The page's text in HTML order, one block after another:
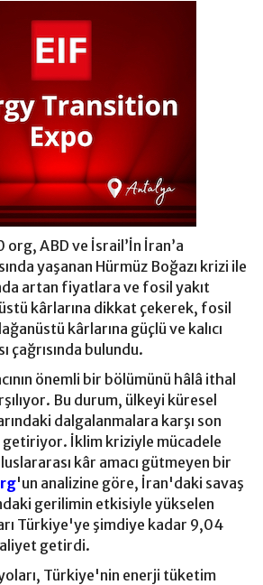
ABD ve İsrail’İn İran’a
yaşanan Hürmüz Boğazı krizi ile
artan fiyatlara ve fosil yakıt
kârlarına dikkat çekerek, fosil
kârlarına güçlü ve kalıcı
çağrısında bulundu.
önemli bir bölümünü hâlâ ithal
Bu durum, ülkeyi küresel
dalgalanmalara karşı son
getiriyor. İklim kriziyle mücadele
kâr amacı gütmeyen bir
'un analizine göre, İran'daki savaş
gerilimin etkisiyle yükselen
Türkiye'ye şimdiye kadar 9,04
getirdi.
Türkiye'nin enerji tüketim